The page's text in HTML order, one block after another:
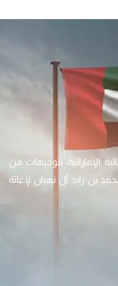
الإماراتية، بتوجيهات من
بن زايد آل نهيان لإغاثة